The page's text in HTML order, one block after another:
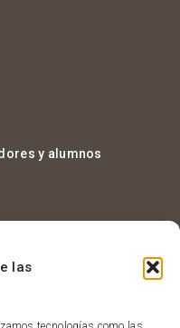
las
y alumnos